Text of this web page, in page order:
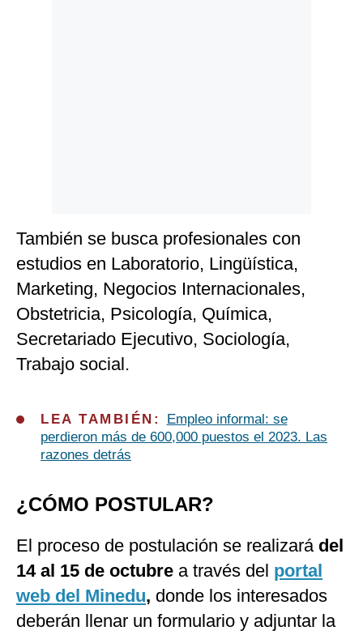
También se busca profesionales con
estudios en Laboratorio, Lingüística,
Marketing, Negocios Internacionales,
Obstetricia, Psicología, Química,
Secretariado Ejecutivo, Sociología,
Trabajo social.
LEA TAMBIÉN:
Empleo informal: se
perdieron más de 600,000 puestos el 2023. Las
razones detrás
¿CÓMO POSTULAR?
El proceso de postulación se realizarádel
14 al 15 de octubre a través del portal
web del Minedu, donde los interesados
deberán llenar un formulario y adjuntar la